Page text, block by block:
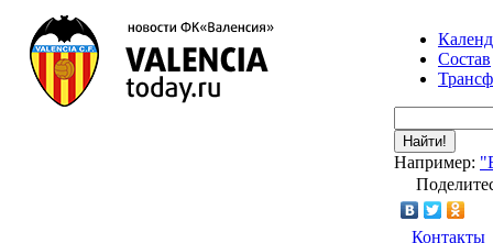
Состав
Найти!
Например:
Контакты